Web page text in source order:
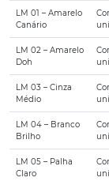
LM 01 – Amarelo
Canário
LM 02 – Amarelo
Doh
LM 03 – Cinza
Médio
LM 04 – Branco
Brilho
LM 05 – Palha
Claro